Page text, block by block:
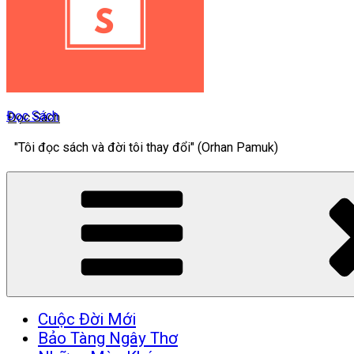
Đọc Sách
"Tôi đọc sách và đời tôi thay đổi" (Orhan Pamuk)
Cuộc Đời Mới
Bảo Tàng Ngây Thơ